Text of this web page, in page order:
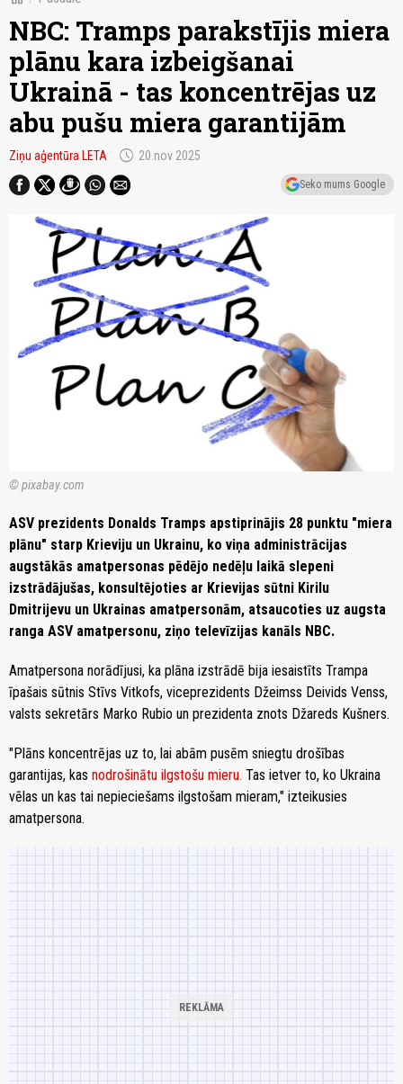
NBC: Tramps parakstījis miera
plānu kara izbeigšanai
Ukrainā - tas koncentrējas uz
abu pušu miera garantijām
Ziņu aģentūra LETA schedule 20.nov 2025
Seko mums Google
© pixabay.com
ASV prezidents Donalds Tramps apstiprinājis 28 punktu "miera
plānu" starp Krieviju un Ukrainu, ko viņa administrācijas
augstākās amatpersonas pēdējo nedēļu laikā slepeni
izstrādājušas, konsultējoties ar Krievijas sūtni Kirilu
Dmitrijevu un Ukrainas amatpersonām, atsaucoties uz augsta
ranga ASV amatpersonu, ziņo televīzijas kanāls NBC.
Amatpersona norādījusi, ka plāna izstrādē bija iesaistīts Trampa
īpašais sūtnis Stīvs Vitkofs, viceprezidents Džeimss Deivids Venss,
valsts sekretārs Marko Rubio un prezidenta znots Džareds Kušners.
"Plāns koncentrējas uz to, lai abām pusēm sniegtu drošības
garantijas, kas nodrošinātu ilgstošu mieru. Tas ietver to, ko Ukraina
vēlas un kas tai nepieciešams ilgstošam mieram," izteikusies
amatpersona.